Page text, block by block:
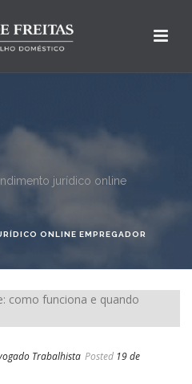
jurídico online
ONLINE EMPREGADOR
Trabalhista Posted 19 de